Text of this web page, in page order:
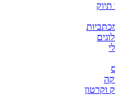
תיוק
וקרטון